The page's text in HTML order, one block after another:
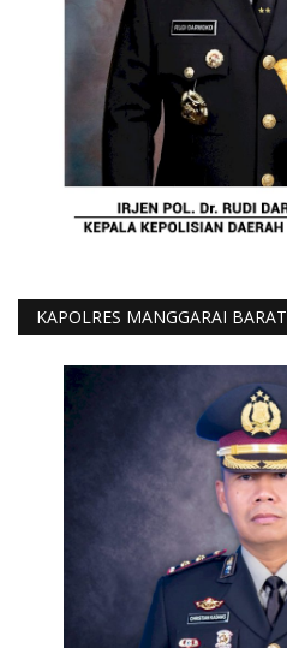
KAPOLRES MANGGARAI BARAT